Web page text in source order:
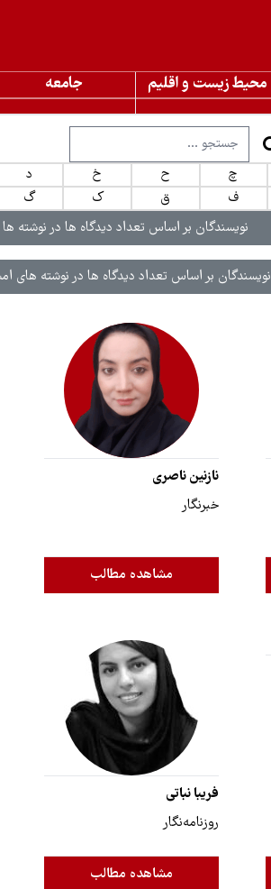
محیط زیست و اقلیم جامعه
چ ح خ د
ف ق ک گ
نویسندگان بر اساس تعداد دیدگاه ها در نوشته ها
نویسندگان بر اساس تعداد دیدگاه ها در نوشته های
نازنین ناصری
خبرنگار
مشاهده مطالب
فریبا نباتی
روزنامه‌نگار
مشاهده مطالب